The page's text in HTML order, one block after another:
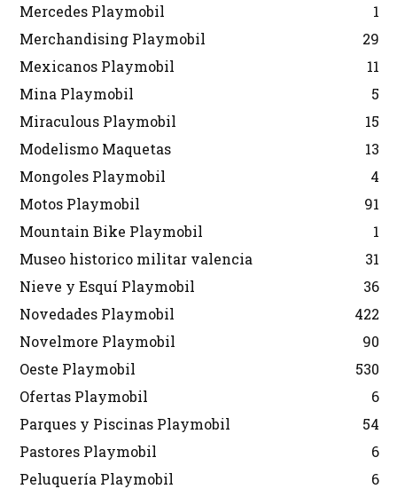
Mercedes Playmobil
1
Merchandising Playmobil
29
Mexicanos Playmobil
11
Mina Playmobil
5
Miraculous Playmobil
15
Modelismo Maquetas
13
Mongoles Playmobil
4
Motos Playmobil
91
Mountain Bike Playmobil
1
Museo historico militar valencia
31
Nieve y Esquí Playmobil
36
Novedades Playmobil
422
Novelmore Playmobil
90
Oeste Playmobil
530
Ofertas Playmobil
6
Parques y Piscinas Playmobil
54
Pastores Playmobil
6
Peluquería Playmobil
6